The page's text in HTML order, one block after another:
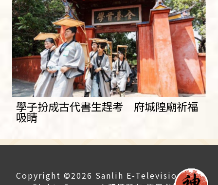
學子扮成古代書生趕考 府城隍廟祈福
吸睛
Copyright ©2026 Sanlih E-Television All